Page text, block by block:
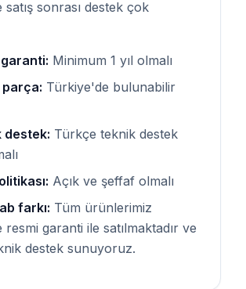
sonrası destek çok
Minimum 1 yıl olmalı
parça: Türkiye'de bulunabilir
destek: Türkçe teknik destek
Açık ve şeffaf olmalı
farkı: Tüm ürünlerimiz
garanti ile satılmaktadır ve
destek sunuyoruz.